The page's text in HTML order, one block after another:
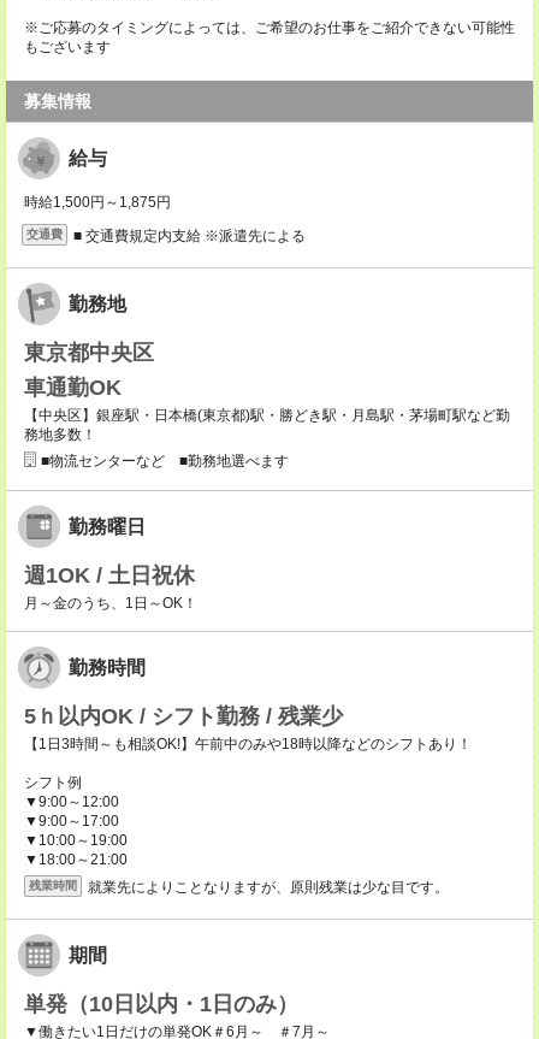
※ご応募のタイミングによっては、ご希望のお仕事をご紹介できない可能性
もございます
募集情報
給与
時給1,500円～1,875円
交通費 ■ 交通費規定内支給 ※派遣先による
勤務地
東京都中央区
車通勤OK
【中央区】銀座駅・日本橋(東京都)駅・勝どき駅・月島駅・茅場町駅など勤
務地多数！
■物流センターなど ■勤務地選べます
勤務曜日
週1OK / 土日祝休
月～金のうち、1日～OK！
勤務時間
5ｈ以内OK / シフト勤務 / 残業少
【1日3時間～も相談OK!】午前中のみや18時以降などのシフトあり！
シフト例
▼9:00～12:00
▼9:00～17:00
▼10:00～19:00
▼18:00～21:00
残業時間 就業先によりことなりますが、原則残業は少な目です。
期間
単発（10日以内・1日のみ）
▼働きたい1日だけの単発OK＃6月～ ＃7月～